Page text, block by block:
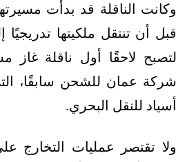
وكانت الناقلة قد بدأت
قبل أن تنتقل ملكيتها تدريجيًا
لتصبح لاحقًا أول ناقلة
شركة عمان للشحن سابقًا،
أسياد للنقل البحري.
ولا تقتصر عمليات التخارج